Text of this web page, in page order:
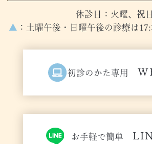
休診日：火曜、祝日
▲ ：土曜午後・日曜午後の診療は
初診のかた専用
お手軽で簡単